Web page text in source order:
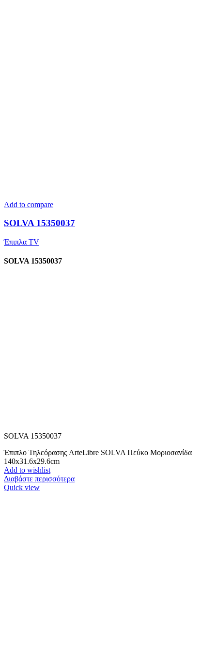
Add to compare
SOLVA 15350037
Έπιπλα TV
SOLVA 15350037
SOLVA 15350037
Έπιπλο Τηλεόρασης ArteLibre SOLVA Πεύκο Μοριοσανίδα
140x31.6x29.6cm
Add to wishlist
Διαβάστε περισσότερα
Quick view